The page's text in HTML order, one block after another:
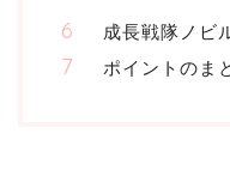
成長戦隊ノビ
ポイントのま